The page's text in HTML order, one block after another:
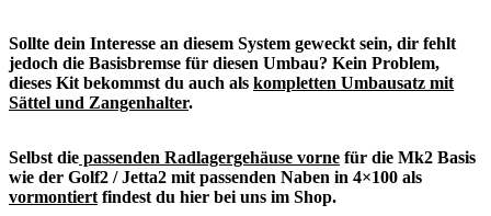
Sollte dein Interesse an diesem System geweckt sein, dir fehlt
jedoch die Basisbremse für diesen Umbau? Kein Problem,
dieses Kit bekommst du auch als kompletten Umbausatz mit
Sättel und Zangenhalter.
Selbst die passenden Radlagergehäuse vorne für die Mk2 Basis
wie der Golf2 / Jetta2 mit passenden Naben in 4×100 als
vormontiert findest du hier bei uns im Shop.